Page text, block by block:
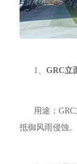
1、 GRC立
用途：GRC
抵御风雨侵蚀。